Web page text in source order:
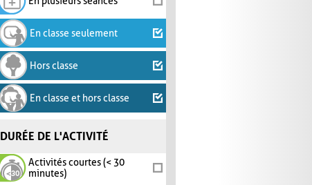
En classe seulement
Hors classe
En classe et hors classe
DURÉE DE L'ACTIVITÉ
Activités courtes (< 30
minutes)